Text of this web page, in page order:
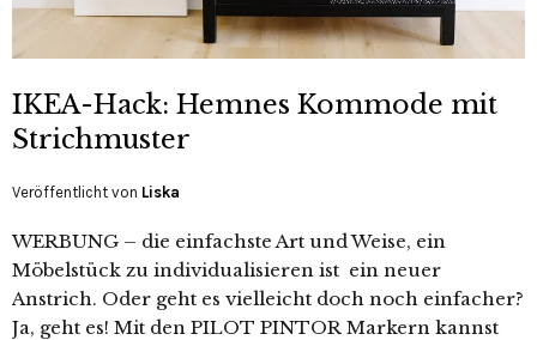
IKEA-Hack: Hemnes Kommode mit
Strichmuster
Veröffentlicht von Liska
WERBUNG – die einfachste Art und Weise, ein
Möbelstück zu individualisieren ist ein neuer
Anstrich. Oder geht es vielleicht doch noch einfacher?
Ja, geht es! Mit den PILOT PINTOR Markern kannst